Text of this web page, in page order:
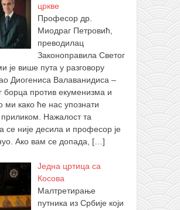
цркве
Професор др.
Миодраг Петровић,
преводилац
Законоправила Светог
је више пута у разговору
Диогениса Валаванидиса –
борца против екуменизма и
ми како ће нас упознати
приликом. Нажалост та
се није десила и професор је
Ако вам се допада, […]
Једна цртица са
Косова
Малтретирање
путника из Србије који